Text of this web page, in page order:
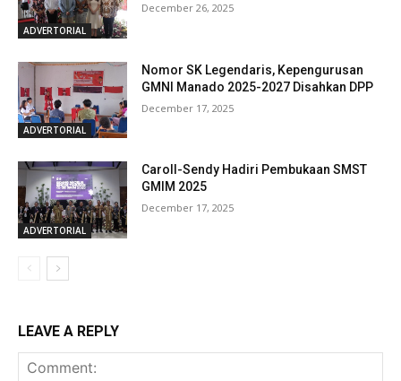
ADVERTORIAL
December 26, 2025
ADVERTORIAL
Nomor SK Legendaris, Kepengurusan
GMNI Manado 2025-2027 Disahkan DPP
December 17, 2025
ADVERTORIAL
Caroll-Sendy Hadiri Pembukaan SMST
GMIM 2025
December 17, 2025
LEAVE A REPLY